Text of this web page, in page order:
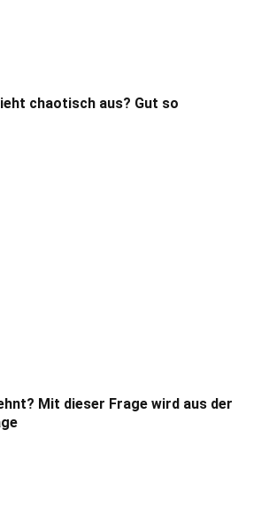
chaotisch aus? Gut so
Mit dieser Frage wird aus der